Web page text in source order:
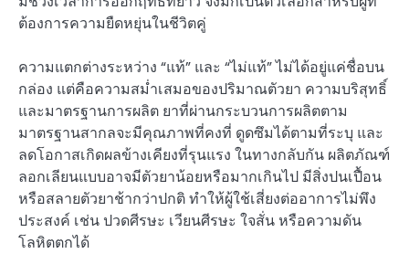
ต้องการความยืดหยุ่นในชีวิตคู่
ความแตกต่างระหว่าง “แท้” และ “ไม่แท้” ไม่ได้อยู่แค่ชื่อบน
กล่อง แต่คือความสม่ำเสมอของปริมาณตัวยา ความบริสุทธิ์
และมาตรฐานการผลิต ยาที่ผ่านกระบวนการผลิตตาม
มาตรฐานสากลจะมีคุณภาพที่คงที่ ดูดซึมได้ตามที่ระบุ และ
ลดโอกาสเกิดผลข้างเคียงที่รุนแรง ในทางกลับกัน ผลิตภัณฑ์
ลอกเลียนแบบอาจมีตัวยาน้อยหรือมากเกินไป มีสิ่งปนเปื้อน
หรือสลายตัวยาช้ากว่าปกติ ทำให้ผู้ใช้เสี่ยงต่ออาการไม่พึง
ประสงค์ เช่น ปวดศีรษะ เวียนศีรษะ ใจสั่น หรือความดัน
โลหิตตกได้